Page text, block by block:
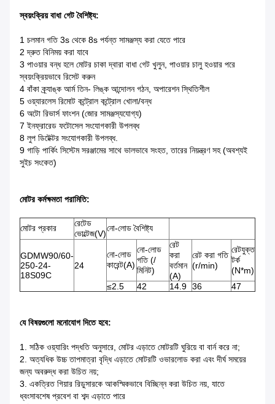
স্বয়ংক্রিয় বাধা গেট বৈশিষ্ট্য:
1 চলমান গতি 3s থেকে 8s পর্যন্ত সামঞ্জস্য করা যেতে পারে
2 দ্রুত বিনিময় করা যাবে
3 পাওয়ার বন্ধ হলে মোটর চাকা দ্বারা বাধা গেট খুলুন, পাওয়ার চালু হওয়ার পরে
স্বয়ংক্রিয়ভাবে রিসেট করুন
4 বাঁকা ক্র্যাঙ্ক আর্ম তিন- লিঙ্ক আন্দোলন গঠন, অপারেশন স্থিতিশীল
5 ওয়্যারলেস রিমোট কন্ট্রোল কন্ট্রোল খোলা/বন্ধ
6 অটো রিভার্স ফাংশন (জোর সামঞ্জস্যযোগ্য)
7 ইনফ্রারেড ফটোসেল সংযোগকারী উপলব্ধ
8 লুপ ডিটেক্টর সংযোগকারী উপলব্ধ.
9 গাড়ি পার্কিং সিস্টেম সরঞ্জামের সাথে ভালভাবে সংহত, তারের নিয়ন্ত্রণ সহ (অবশ্যই
সুইচ সংকেত)
মোটর কর্মক্ষমতা পরামিতি:
মোটর প্রকার
রেটেড
ভোল্টেজ(V)
নো-লোড বৈশিষ্ট্য
GDMW90/60-
250-24-
18S09C
24
নো-লোড
কারেন্ট(A)
নো-লোড
গতি (/
মিনিট)
রেট
করা
বর্তমান
(A)
রেট করা গতি
(r/min)
রেটযুক্ত
টর্ক
(N*m)
≤2.5
42 14.9 36 47
যে বিষয়গুলো মনোযোগ দিতে হবে:
1. সঠিক ওয়্যারিং পদ্ধতি অনুসারে, মোটর এড়াতে মোটরটি ঘুরিয়ে বা বার্ন করে না;
2. অত্যধিক উচ্চ তাপমাত্রা বৃদ্ধি এড়াতে মোটরটি ওভারলোড করা এবং দীর্ঘ সময়ের
জন্য অবরুদ্ধ করা উচিত নয়;
3. একত্রিত গিয়ার রিডুসারকে আকস্মিকভাবে বিচ্ছিন্ন করা উচিত নয়, যাতে
ধ্বংসাবশেষ প্রবেশ বা শব্দ এড়াতে পারে